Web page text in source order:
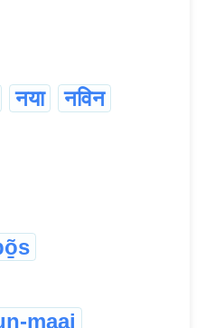
नया नविन
maai